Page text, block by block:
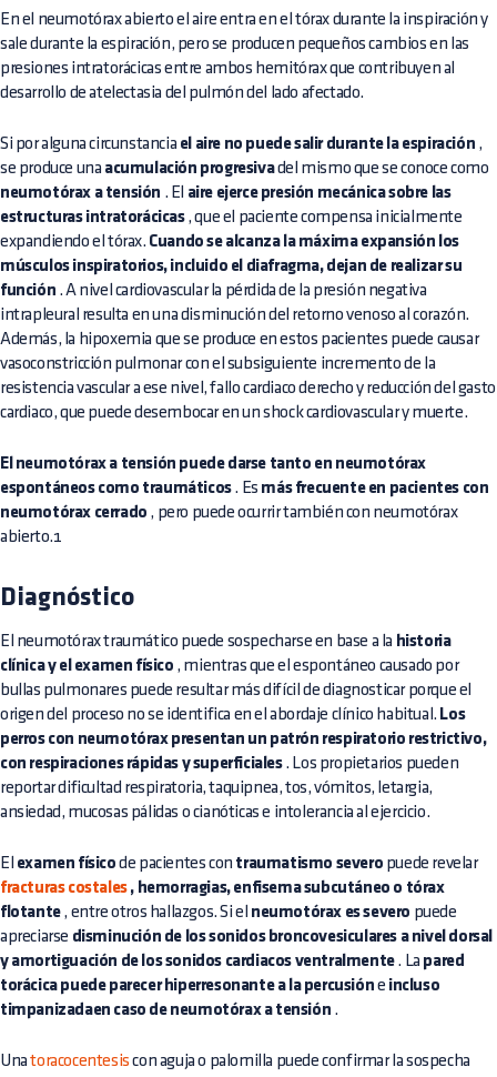
En el neumotórax abierto el aire entra en el tórax durante la inspiración y
sale durante la espiración, pero se producen pequeños cambios en las
presiones intratorácicas entre ambos hemitórax que contribuyen al
desarrollo de atelectasia del pulmón del lado afectado.
Si por alguna circunstancia el aire no puede salir durante la espiración ,
se produce una acumulación progresivadel mismo que se conoce como
neumotórax a tensión . El aire ejerce presión mecánica sobre las
estructuras intratorácicas, que el paciente compensa inicialmente
expandiendo el tórax. Cuando se alcanza la máxima expansión los
músculos inspiratorios, incluido el diafragma, dejan de realizar su
función . A nivel cardiovascular la pérdida de la presión negativa
intrapleural resulta en una disminución del retorno venoso al corazón.
Además, la hipoxemia que se produce en estos pacientes puede causar
vasoconstricción pulmonar con el subsiguiente incremento de la
resistencia vascular a ese nivel, fallo cardiaco derecho y reducción del gasto
cardiaco, que puede desembocar en un shock cardiovascular y muerte.
El neumotórax a tensión puede darse tanto en neumotórax
espontáneos como traumáticos. Es más frecuente en pacientes con
neumotórax cerrado , pero puede ocurrir también con neumotórax
abierto.1
Diagnóstico
El neumotórax traumático puede sospecharse en base a la historia
clínica y el examen físico , mientras que el espontáneo causado por
bullas pulmonares puede resultar más difícil de diagnosticar porque el
origen del proceso no se identifica en el abordaje clínico habitual. Los
perros con neumotórax presentan un patrón respiratorio restrictivo,
con respiraciones rápidas y superficiales. Los propietarios pueden
reportar dificultad respiratoria, taquipnea, tos, vómitos, letargia,
ansiedad, mucosas pálidas o cianóticas e intolerancia al ejercicio.
El examen físico de pacientes con traumatismo severo puede revelar
fracturas costales, hemorragias, enfisema subcutáneo o tórax
flotante, entre otros hallazgos. Si el neumotórax es severo puede
apreciarse disminución de los sonidos broncovesiculares a nivel dorsal
y amortiguación de los sonidos cardiacos ventralmente. La pared
torácica puede parecer hiperresonante a la percusión e incluso
timpanizadaen caso de neumotórax a tensión .
Unatoracocentesis con aguja o palomilla puede confirmar la sospecha